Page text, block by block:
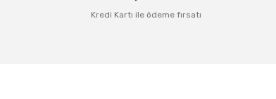
Kredi Kartı ile ödeme fırsatı